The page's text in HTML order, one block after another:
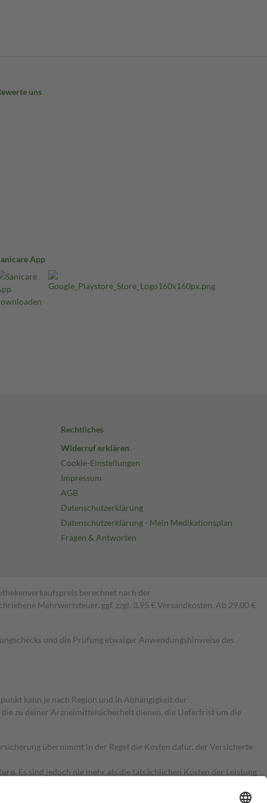
uns
App
Rechtliches
Widerruf erklären
Cookie-Einstellungen
Impressum
AGB
Datenschutzerklärung
Datenschutzerklärung - Mein Medikationsplan
Fragen & Antworten
berechnet nach der
Mehrwertsteuer, ggf. zzgl. 3,95 € Versandkosten. Ab 29,00 €
und die Prüfung etwaiger Anwendungshinweise des
kann je nach Region und in Abhängigkeit der
zu deiner Arzneimittelsicherheit dienen, die Lieferfrist um die
übernimmt in der Regel die Kosten dafür, der Versicherte
Es sind jedoch nie mehr als die tatsächlichen Kosten der Leistung